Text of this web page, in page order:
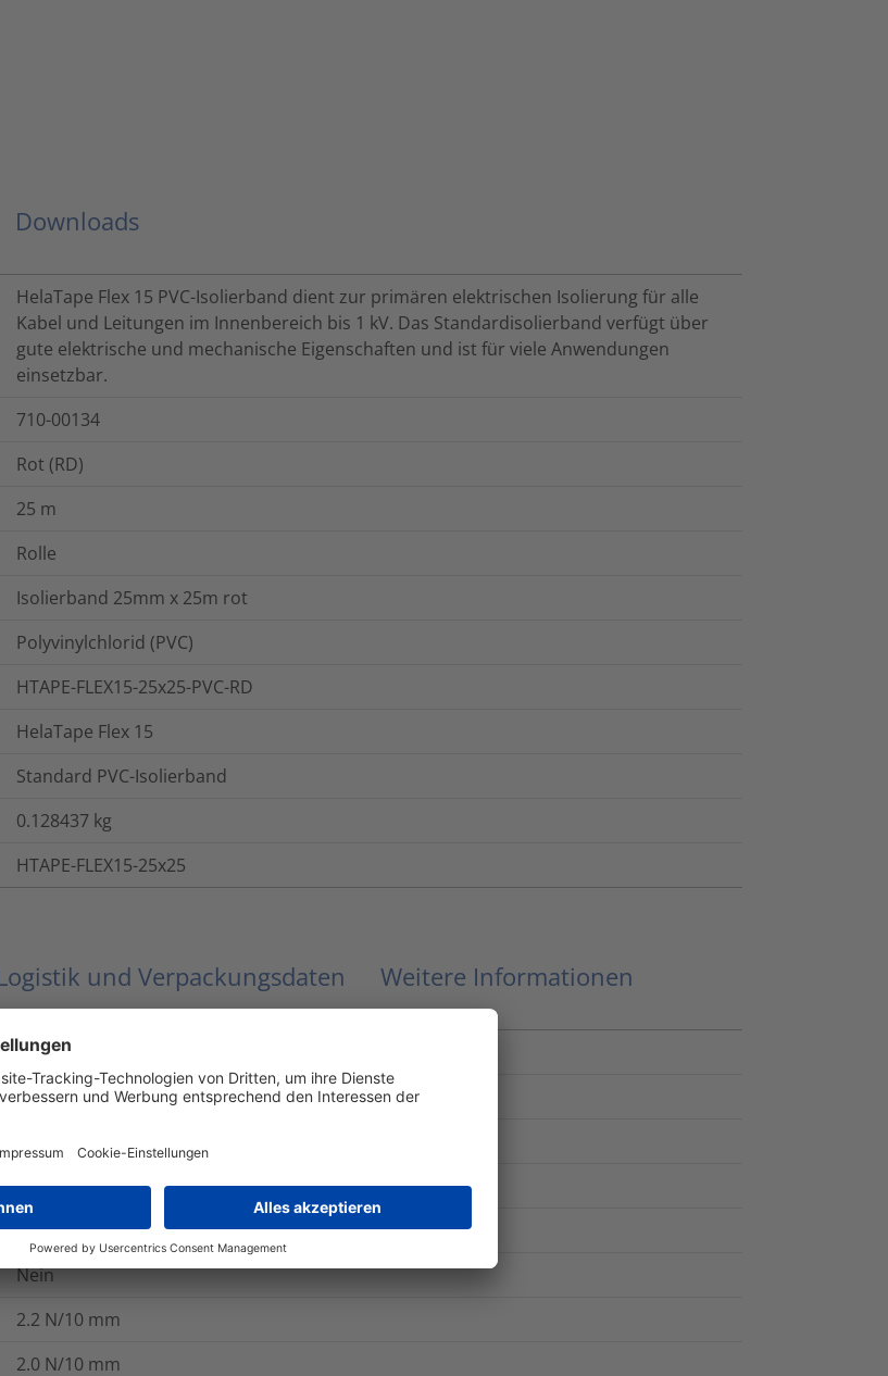
Downloads
HelaTape Flex 15 PVC-Isolierband dient zur primären elektrischen Isolierung für alle
Kabel und Leitungen im Innenbereich bis 1 kV. Das Standardisolierband verfügt über
gute elektrische und mechanische Eigenschaften und ist für viele Anwendungen
einsetzbar.
710-00134
Rot (RD)
25 m
Rolle
Isolierband 25mm x 25m rot
Polyvinylchlorid (PVC)
HTAPE-FLEX15-25x25-PVC-RD
HelaTape Flex 15
Standard PVC-Isolierband
0.128437 kg
HTAPE-FLEX15-25x25
und Verpackungsdaten Weitere Informationen
-10 °C bis +90 °C
200%
Ja
Nein
Nein
2.2 N/10 mm
2.0 N/10 mm